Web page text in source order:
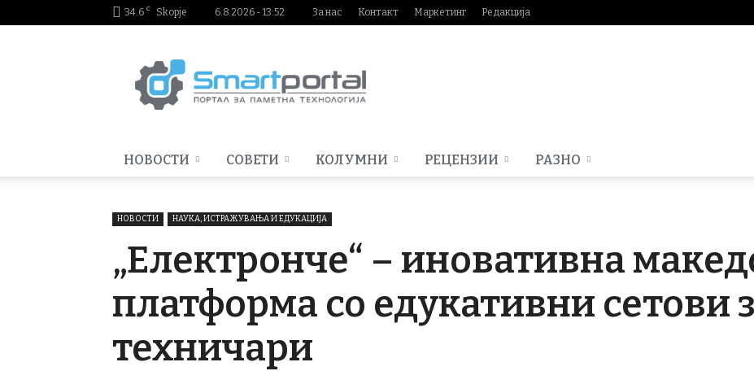
34.6 C Skopje 6.8.2026 - 13:52 За нас Контакт Маркетинг Редакција
НОВОСТИ СОВЕТИ КОЛУМНИ РЕЦЕНЗИИ РАЗНО
НОВОСТИ НАУКА, ИСТРАЖУВАЊА И ЕДУКАЦИЈА
„Електронче“ – иновативна
платформа со едукативни сетови
техничари